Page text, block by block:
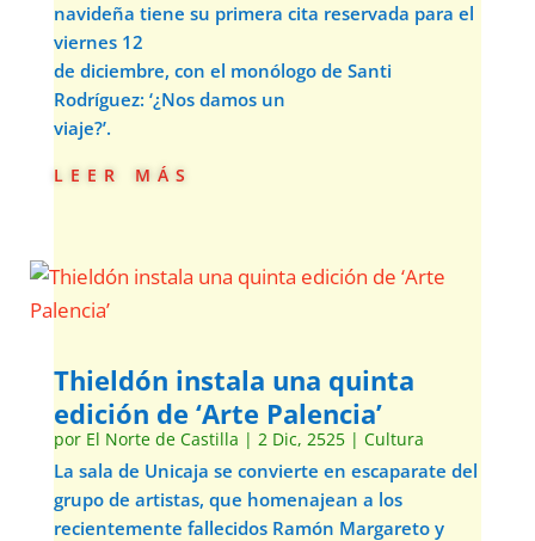
navideña tiene su primera cita reservada para el
viernes 12
de diciembre, con el monólogo de Santi
Rodríguez: ‘¿Nos damos un
viaje?’.
leer más
Thieldón instala una quinta
edición de ‘Arte Palencia’
por El Norte de Castilla | 2 Dic, 2525| Cultura
La sala de Unicaja se convierte en escaparate del
grupo de artistas, que homenajean a los
recientemente fallecidos Ramón Margareto y